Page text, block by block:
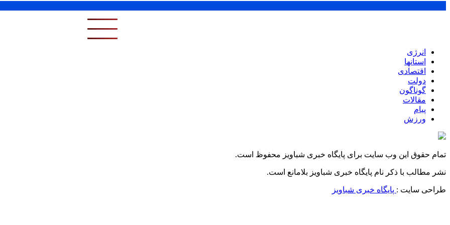
انرژی
استانها
اقتصادی
دولت
گوناگون
مقالات
پیام
ورزش
تمام حقوق این وب سایت برای پایگاه خبری شباویز محفوظ است.
نشر مطالب با ذکر نام پایگاه خبری شباویز بلامانع است.
طراحی سایت : پایگاه خبری شباویز